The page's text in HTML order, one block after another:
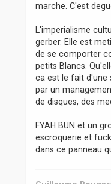
marche. C'est
L'imperialisme
gerber. Elle est
de se comporter
petits Blancs.
ca est le fait d'une
par un
de disques, des
FYAH BUN et un
escroquerie et
dans ce panneau